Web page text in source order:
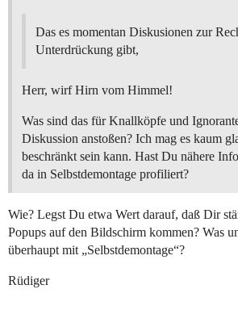
Das es momentan Diskusionen zur
Unterdrückung gibt,
Herr, wirf Hirn vom Himmel!
Was sind das für Knallköpfe und
Diskussion anstoßen? Ich mag es kaum
beschränkt sein kann. Hast Du nähere
da in Selbstdemontage profiliert?
Wie? Legst Du etwa Wert darauf, daß Dir
Popups auf den Bildschirm kommen? Was
überhaupt mit „Selbstdemontage“?
Rüdiger